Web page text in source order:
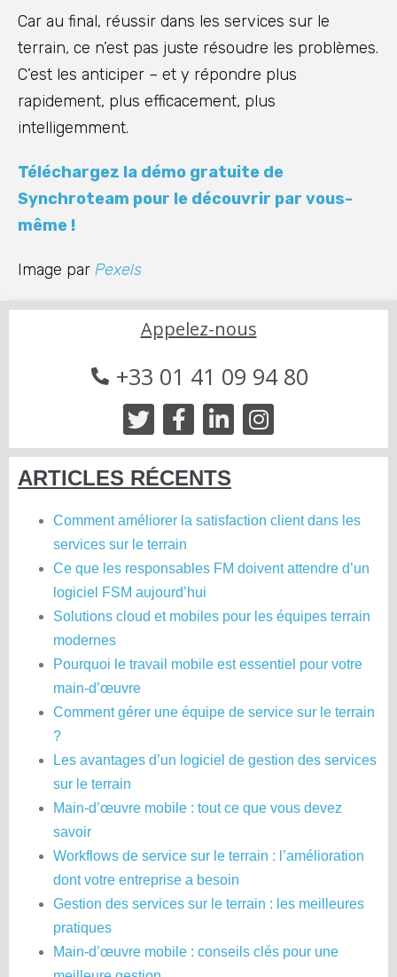
Car au final, réussir dans les services sur le
terrain, ce n’est pas juste résoudre les problèmes.
C’est les anticiper – et y répondre plus
rapidement, plus efficacement, plus
intelligemment.
Téléchargez la démo gratuite de
Synchroteam pour le découvrir par vous-
même !
Image par Pexels
Appelez-nous
+33 01 41 09 94 80
ARTICLES RÉCENTS
Comment améliorer la satisfaction client dans les
services sur le terrain
Ce que les responsables FM doivent attendre d’un
logiciel FSM aujourd’hui
Solutions cloud et mobiles pour les équipes terrain
modernes
Pourquoi le travail mobile est essentiel pour votre
main-d’œuvre
Comment gérer une équipe de service sur le terrain
?
Les avantages d’un logiciel de gestion des services
sur le terrain
Main-d’œuvre mobile : tout ce que vous devez
savoir
Workflows de service sur le terrain : l’amélioration
dont votre entreprise a besoin
Gestion des services sur le terrain : les meilleures
pratiques
Main-d’œuvre mobile : conseils clés pour une